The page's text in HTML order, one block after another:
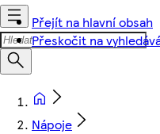
Přejít na hlavní obsah
Přeskočit na
Nápoje